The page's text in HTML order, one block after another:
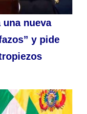
una nueva
y pide